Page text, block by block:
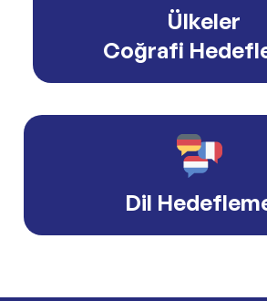
Ülkeler
Coğrafi
Dil